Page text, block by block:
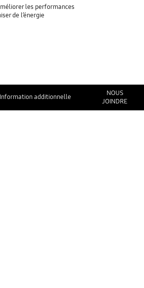
les performances
de l’énergie
Information additionnelle
NOUS
JOINDRE